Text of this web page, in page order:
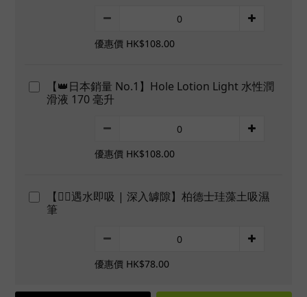
優惠價 HK$108.00
【👑日本銷量 No.1】Hole Lotion Light 水性潤
滑液 170 毫升
優惠價 HK$108.00
【👍🏻遇水即吸 | 深入罅隙】柏德士珪藻土吸濕
筆
優惠價 HK$78.00